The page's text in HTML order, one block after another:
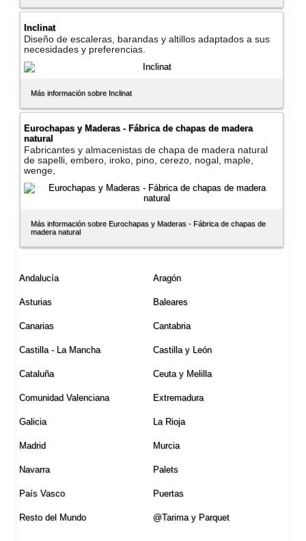
Inclinat
Diseño de escaleras, barandas y altillos adaptados a sus
necesidades y preferencias.
Más información sobre Inclinat
Eurochapas y Maderas - Fábrica de chapas de madera
natural
Fabricantes y almacenistas de chapa de madera natural
de sapelli, embero, iroko, pino, cerezo, nogal, maple,
wenge,
Más información sobre Eurochapas y Maderas - Fábrica de chapas de
madera natural
Andalucí­a Aragón
Asturias Baleares
Canarias Cantabria
Castilla - La Mancha Castilla y León
Cataluña Ceuta y Melilla
Comunidad Valenciana Extremadura
Galicia La Rioja
Madrid Murcia
Navarra Palets
Paí­s Vasco Puertas
Resto del Mundo @Tarima y Parquet